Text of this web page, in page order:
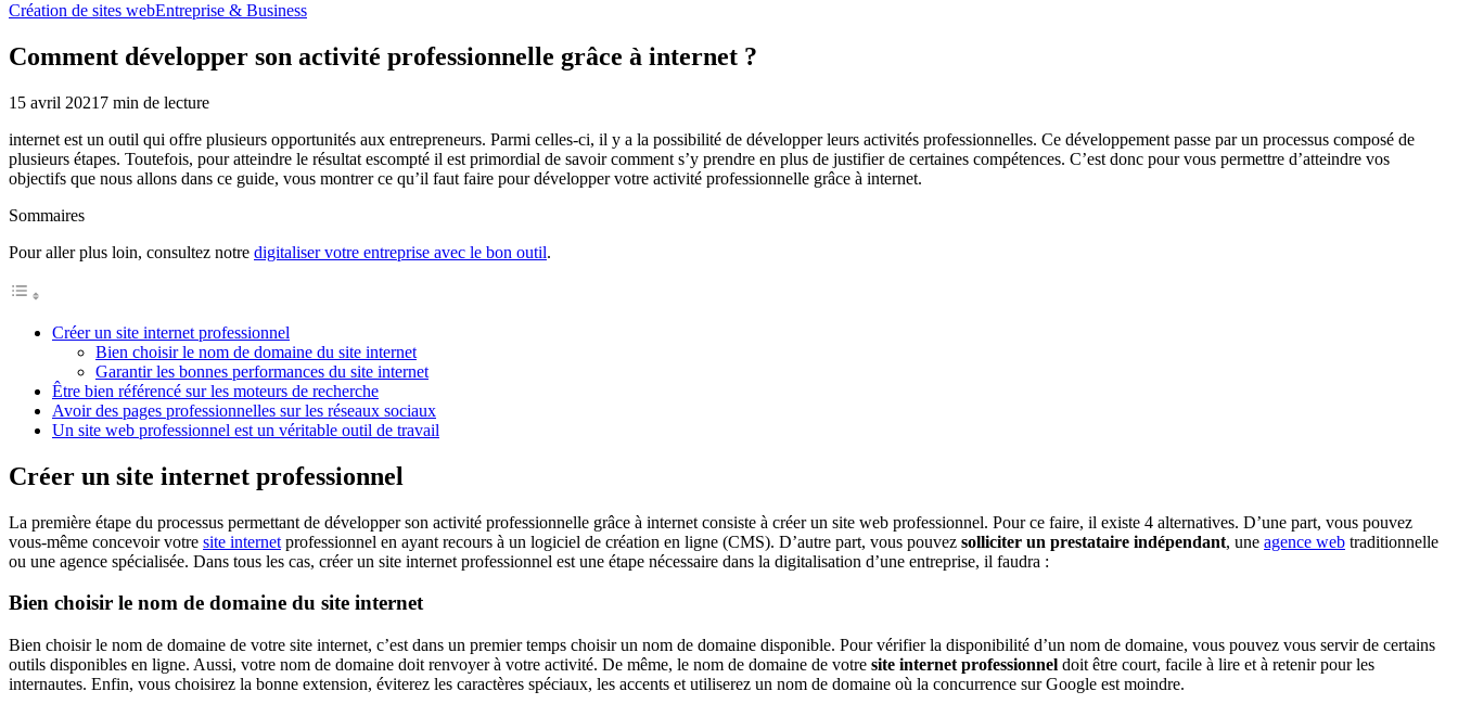
Création de sites webEntreprise & Business
Comment développer son activité professionnelle grâce à internet ?
15 avril 2021 7 min de lecture
internet est un outil qui offre plusieurs opportunités aux entrepreneurs. Parmi celles-ci, il y a la possibilité de développer leurs activités professionnelles. Ce développement passe par un processus composé de
plusieurs étapes. Toutefois, pour atteindre le résultat escompté il est primordial de savoir comment s’y prendre en plus de justifier de certaines compétences. C’est donc pour vous permettre d’atteindre vos
objectifs que nous allons dans ce guide, vous montrer ce qu’il faut faire pour développer votre activité professionnelle grâce à internet.
Sommaires
Pour aller plus loin, consultez notre digitaliser votre entreprise avec le bon outil.
Créer un site internet professionnel
Bien choisir le nom de domaine du site internet
Garantir les bonnes performances du site internet
Être bien référencé sur les moteurs de recherche
Avoir des pages professionnelles sur les réseaux sociaux
Un site web professionnel est un véritable outil de travail
Créer un site internet professionnel
La première étape du processus permettant de développer son activité professionnelle grâce à internet consiste à créer un site web professionnel. Pour ce faire, il existe 4 alternatives. D’une part, vous pouvez
vous-même concevoir votre site internet professionnel en ayant recours à un logiciel de création en ligne (CMS). D’autre part, vous pouvez solliciter un prestataire indépendant, une agence web traditionnelle
ou une agence spécialisée. Dans tous les cas, créer un site internet professionnel est une étape nécessaire dans la digitalisation d’une entreprise, il faudra :
Bien choisir le nom de domaine du site internet
Bien choisir le nom de domaine de votre site internet, c’est dans un premier temps choisir un nom de domaine disponible. Pour vérifier la disponibilité d’un nom de domaine, vous pouvez vous servir de certains
outils disponibles en ligne. Aussi, votre nom de domaine doit renvoyer à votre activité. De même, le nom de domaine de votre site internet professionnel doit être court, facile à lire et à retenir pour les
internautes. Enfin, vous choisirez la bonne extension, éviterez les caractères spéciaux, les accents et utiliserez un nom de domaine où la concurrence sur Google est moindre.